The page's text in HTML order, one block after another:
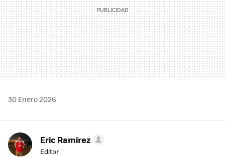
30 Enero 2026
Eric Ramirez
Editor